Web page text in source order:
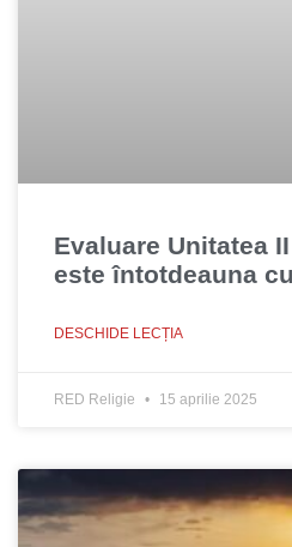
Evaluare Unitatea
este întotdeauna
DESCHIDE LECȚIA
RED Religie 15 aprilie 2025